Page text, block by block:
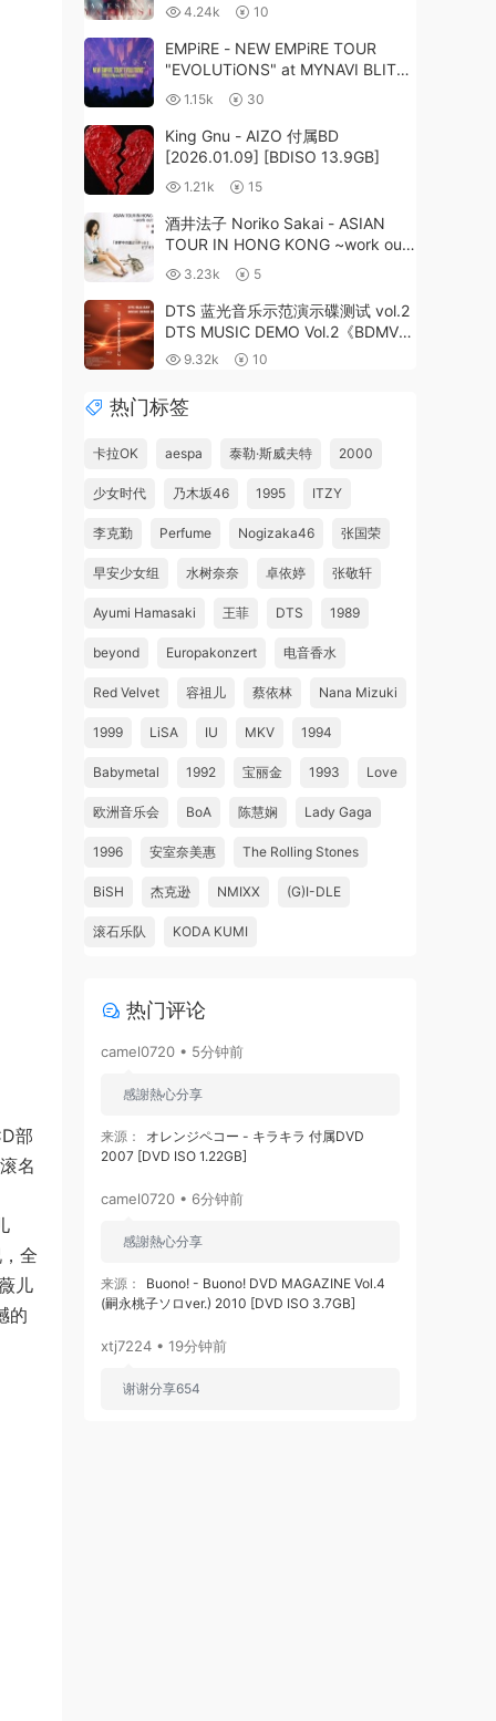
部
名
全
儿
的
4.24k 10
EMPiRE - NEW EMPiRE TOUR
"EVOLUTiONS" at MYNAVI BLITZ
AKASAKA 2019 [BDISO 41.8GB]
1.15k 30
King Gnu - AIZO 付属BD
[2026.01.09] [BDISO 13.9GB]
1.21k 15
酒井法子 Noriko Sakai - ASIAN
TOUR IN HONG KONG ~work out
fine~ 1998 [DVD ISO 4.33GB]
3.23k 5
DTS 蓝光音乐示范演示碟测试 vol.2
DTS MUSIC DEMO Vol.2《BDMV
20.04GB》
9.32k 10
热门标签
卡拉OK aespa 泰勒·斯威夫特 2000
少女时代 乃木坂46 1995 ITZY
李克勤 Perfume Nogizaka46 张国荣
早安少女组 水树奈奈 卓依婷 张敬轩
Ayumi Hamasaki 王菲 DTS 1989
beyond Europakonzert 电音香水
Red Velvet 容祖儿 蔡依林 Nana Mizuki
1999 LiSA IU MKV 1994
Babymetal 1992 宝丽金 1993 Love
欧洲音乐会 BoA 陈慧娴 Lady Gaga
1996 安室奈美惠 The Rolling Stones
BiSH 杰克逊 NMIXX (G)I-DLE
滚石乐队 KODA KUMI
热门评论
camel0720 • 5分钟前
感謝熱心分享
来源：
オレンジペコー - キラキラ 付属DVD
2007 [DVD ISO 1.22GB]
camel0720 • 6分钟前
感謝熱心分享
来源：
Buono! - Buono! DVD MAGAZINE Vol.4
(嗣永桃子ソロver.) 2010 [DVD ISO 3.7GB]
xtj7224 • 19分钟前
谢谢分享654